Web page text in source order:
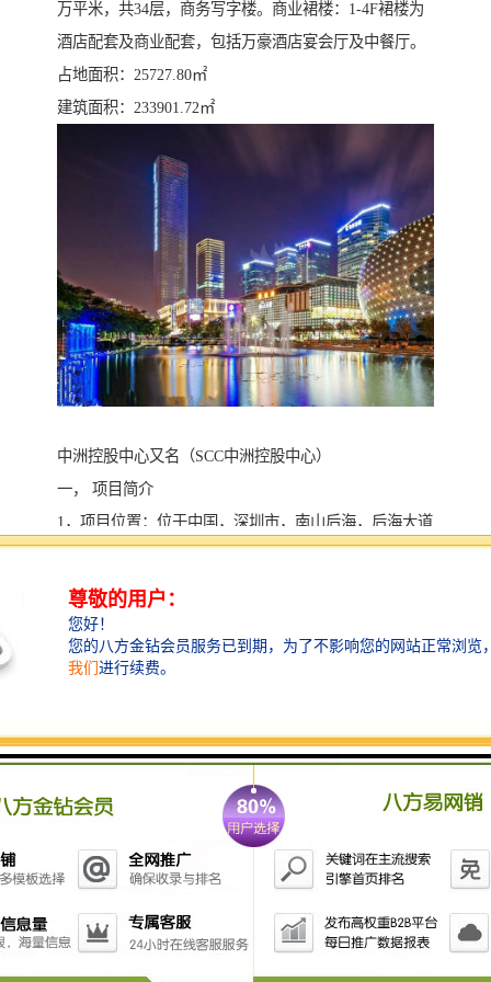
万平米，共34层，商务写字楼。商业裙楼：1-4F裙楼为
酒店配套及商业配套，包括万豪酒店宴会厅及中餐厅。
占地面积：25727.80㎡
建筑面积：233901.72㎡
中洲控股中心又名（SCC中洲控股中心）
一， 项目简介
1，项目位置：位于中国，深圳市，南山后海，后海大道
与海德二道交汇处，东南角
2，开发商：深圳市香江置业有限公司
3，用地面积：25727.80㎡
4，建筑面积：233901.72㎡
7，楼层：A栋塔楼，地上61层 地下3层B栋塔楼，地上
8，标准层面积：A座 2100平米，B座 1650平
9，层高：4.2米 净高2.95米
10，物业管理：中洲物业（物业顾问世邦魏理仕）
11，电梯：A座，26部进口日立电梯，B座，12部进口日
立电梯，